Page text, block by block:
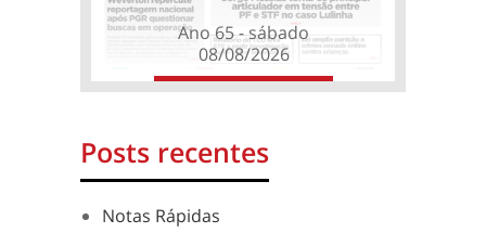
Ano 65 - sábado
08/08/2026
Posts recentes
Notas Rápidas